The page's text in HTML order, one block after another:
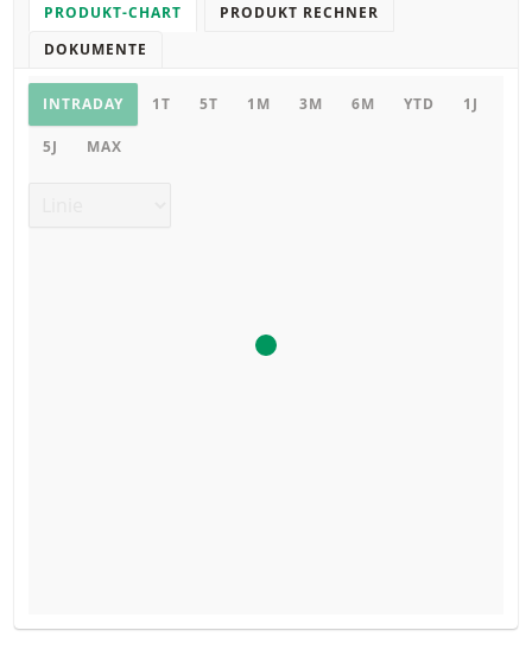
PRODUKT-CHART
PRODUKT RECHNER
DOKUMENTE
Chart
INTRADAY 1T 5T 1M 3M 6M YTD 1J
5J MAX
NEUER REFERENZKURS STÜCKZAHL
BASISPROSPEKT